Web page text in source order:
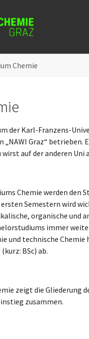
Chemie
der Karl-Franzens-
Graz“ betrieben.
auf der anderen
Chemie werden den
Semestern wird
organische und
immer
und technische
BSc) ab.
zeigt die Gliederung
zusammen.